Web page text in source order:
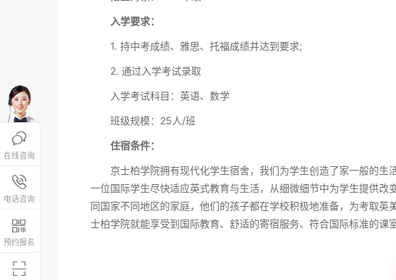
入学要求：
1. 持中考成绩、雅思、托福成绩并达到要求;
2. 通过入学考试录取
入学考试科目：英语、数学
班级规模：25人/班
住宿条件：
京士柏学院拥有现代化学生宿舍，我们为学生创造了家一般的生
一位国际学生尽快适应英式教育与生活，从细微细节中为学生提供
同国家不同地区的家庭，他们的孩子都在学校积极地准备，为考取英
士柏学院就能享受到国际教育、舒适的寄宿服务、符合国际标准的课

在线咨询

电话咨询 4008-200-288

预约报名
